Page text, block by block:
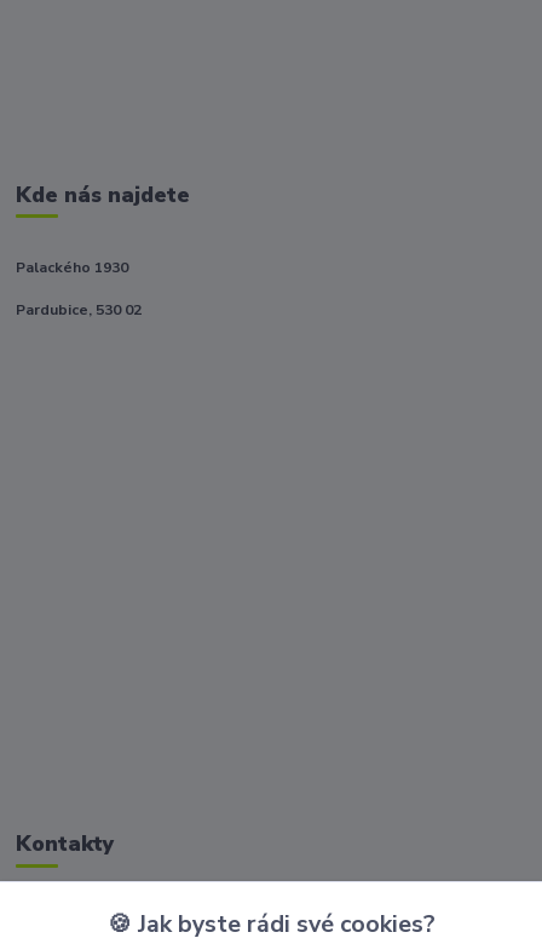
Kde nás najdete
Palackého 1930
Pardubice, 530 02
Kontakty
Zákaznická podpora Golisimo
🍪 Jak byste rádi své cookies?